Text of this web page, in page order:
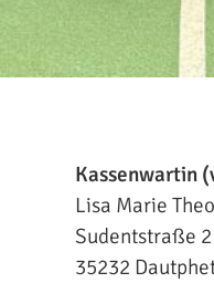
Kassenwartin
Lisa Marie
Sudentstraße 2
35232